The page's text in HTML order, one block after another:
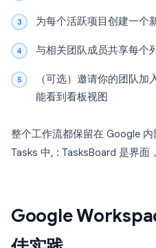
为每个活跃项目创建一个
与相关团队成员共享每个
（可选）邀请你的团队
能看到看板视图
整个工作流都保留在 Google
Tasks 中, : TasksBoard 是界面
Google